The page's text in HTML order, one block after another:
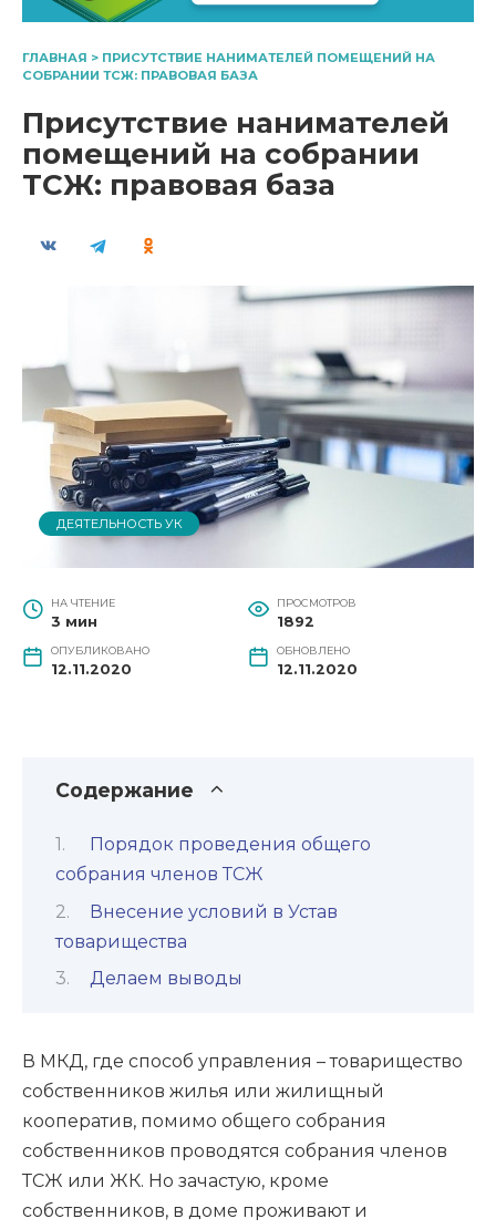
ГЛАВНАЯ > ПРИСУТСТВИЕ НАНИМАТЕЛЕЙ ПОМЕЩЕНИЙ НА
СОБРАНИИ ТСЖ: ПРАВОВАЯ БАЗА
Присутствие нанимателей
помещений на собрании
ТСЖ: правовая база
ДЕЯТЕЛЬНОСТЬ УК
НА ЧТЕНИЕ
3 мин
ПРОСМОТРОВ
1892
ОПУБЛИКОВАНО
12.11.2020
ОБНОВЛЕНО
12.11.2020
Содержание
Порядок проведения общего
собрания членов ТСЖ
Внесение условий в Устав
товарищества
Делаем выводы
В МКД, где способ управления – товарищество
собственников жилья или жилищный
кооператив, помимо общего собрания
собственников проводятся собрания членов
ТСЖ или ЖК. Но зачастую, кроме
собственников, в доме проживают и